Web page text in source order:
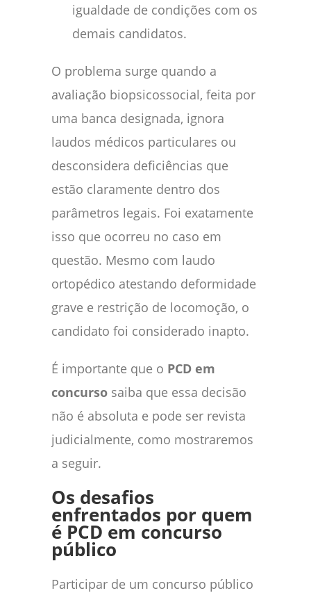
igualdade de condições com os
demais candidatos.
O problema surge quando a
avaliação biopsicossocial, feita por
uma banca designada, ignora
laudos médicos particulares ou
desconsidera deficiências que
estão claramente dentro dos
parâmetros legais. Foi exatamente
isso que ocorreu no caso em
questão. Mesmo com laudo
ortopédico atestando deformidade
grave e restrição de locomoção, o
candidato foi considerado inapto.
É importante que o PCD em
concurso saiba que essa decisão
não é absoluta e pode ser revista
judicialmente, como mostraremos
a seguir.
Os desafios
enfrentados por quem
é PCD em concurso
público
Participar de um concurso público